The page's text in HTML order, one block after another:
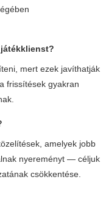
mert ezek javíthatják
frissítések gyakran
amelyek jobb
nyereményt — céljuk
csökkentése.